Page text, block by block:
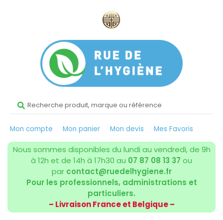
Mon compte Mon panier Mon devis Mes Favoris
Nous sommes disponibles du lundi au vendredi, de 9h
à 12h et de 14h à 17h30 au 07 87 08 13 37 ou
par contact@ruedelhygiene.fr
Pour les professionnels, administrations et
particuliers.
– Livraison France et Belgique –